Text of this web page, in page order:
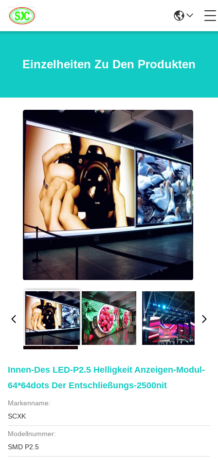
Einzelheiten Zu Den Produkten
Innen-Des LED-P2.5 Helligkeit Anzeigen-Modul-
64*64dots Der Entschließungs-2500nit
Markenname:
SCXK
Modellnummer:
SMD P2.5